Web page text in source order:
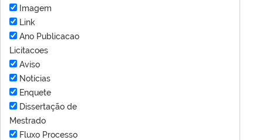
Imagem
Link
Ano Publicacao
Licitacoes
Aviso
Notícias
Enquete
Dissertação de
Mestrado
Fluxo Processo